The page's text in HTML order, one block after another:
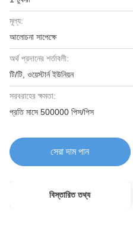
মূল্য:
আলোচনা সাপেক্ষে
অর্থ প্রদানের শর্তাবলী:
টি/টি, ওয়েস্টার্ন ইউনিয়ন
সরবরাহের ক্ষমতা:
প্রতি মাসে 500000 পিস/পিস
সেরা দাম পান
বিস্তারিত তথ্য